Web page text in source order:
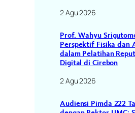
2 Agu 2026
Prof. Wahyu
Perspektif Fisika dan
dalam Pelatihan
Digital di Cirebon
2 Agu 2026
Audiensi Pimda 222